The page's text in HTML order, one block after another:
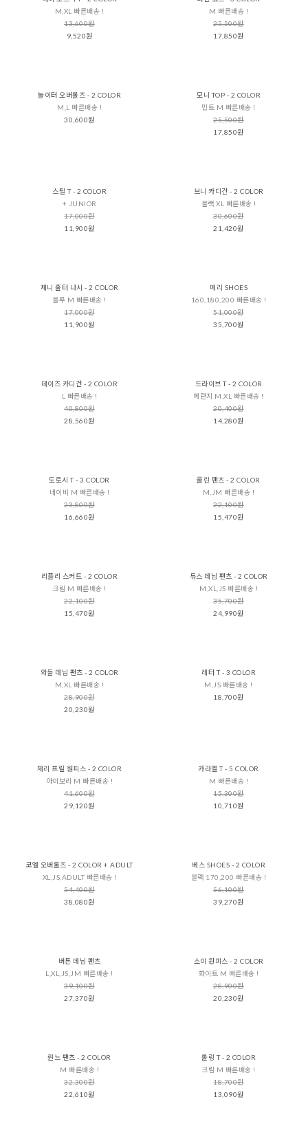
M,XL 빠른배송 !
13,600원
9,520원
M 빠른배송 !
25,500원
17,850원
놀이터 오버롤즈 - 2 COLOR
M,L 빠른배송 !
30,600원
모니 TOP - 2 COLOR
민트 M 빠른배송 !
25,500원
17,850원
스틸 T - 2 COLOR
+ JUNIOR
17,000원
11,900원
브니 카디건 - 2 COLOR
블랙 XL 빠른배송 !
30,600원
21,420원
제니 홀터 나시 - 2 COLOR
블루 M 빠른배송 !
17,000원
11,900원
메리 SHOES
160,180,200 빠른배송 !
51,000원
35,700원
데이즈 카디건 - 2 COLOR
L 빠른배송 !
40,800원
28,560원
드라이브 T - 2 COLOR
메란지 M,XL 빠른배송 !
20,400원
14,280원
도로시 T - 3 COLOR
네이비 M 빠른배송 !
23,800원
16,660원
콜린 팬츠 - 2 COLOR
M,JM 빠른배송 !
22,100원
15,470원
리플리 스커트 - 2 COLOR
크림 M 빠른배송 !
22,100원
15,470원
듀스 데님 팬츠 - 2 COLOR
M,XL,JS 빠른배송 !
35,700원
24,990원
와들 데님 팬츠 - 2 COLOR
M,XL 빠른배송 !
28,900원
20,230원
레터 T - 3 COLOR
M,JS 빠른배송 !
18,700원
체리 프릴 원피스 - 2 COLOR
아이보리 M 빠른배송 !
41,600원
29,120원
카라멜 T - 5 COLOR
M 빠른배송 !
15,300원
10,710원
코엘 오버롤즈 - 2 COLOR + ADULT
XL,JS,ADULT 빠른배송 !
54,400원
38,080원
베스 SHOES - 2 COLOR
블랙 170,200 빠른배송 !
56,100원
39,270원
버튼 데님 팬츠
L,XL,JS,JM 빠른배송 !
39,100원
27,370원
소이 원피스 - 2 COLOR
화이트 M 빠른배송 !
28,900원
20,230원
륀느 팬츠 - 2 COLOR
M 빠른배송 !
32,300원
22,610원
롤링 T - 2 COLOR
크림 M 빠른배송 !
18,700원
13,090원